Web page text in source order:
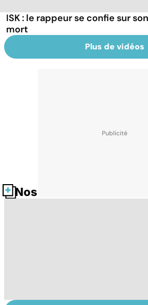
ISK : le rappeur se confie sur
mort
Plus de vidéos
Nos fiches santé